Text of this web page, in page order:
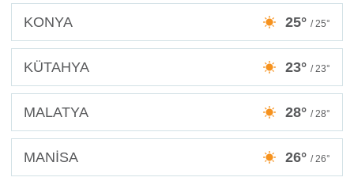
KONYA 25° / 25°
KÜTAHYA 23° / 23°
MALATYA 28° / 28°
MANİSA 26° / 26°